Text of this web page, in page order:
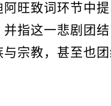
旺致词环节中
指这一悲剧团
与宗教，甚至也